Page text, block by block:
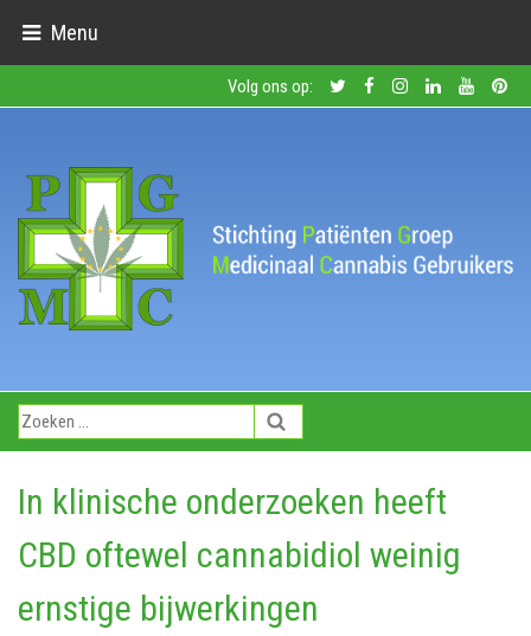
Menu
Volg ons op:
In klinische onderzoeken heeft
CBD oftewel cannabidiol weinig
ernstige bijwerkingen